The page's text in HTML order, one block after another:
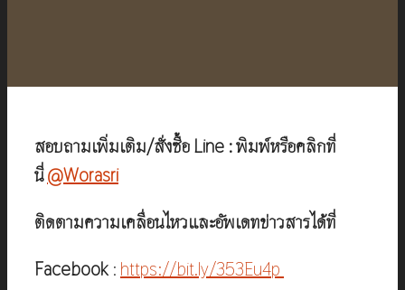
สอบถามเพิ่มเติม/สั่งซื้อ Line : พิมพ์หรือคลิกที่
นี่@Worasri
ติดตามความเคลื่อนไหวและอัพเดทข่าวสารได้ที่
Facebook : https://bit.ly/353Eu4p